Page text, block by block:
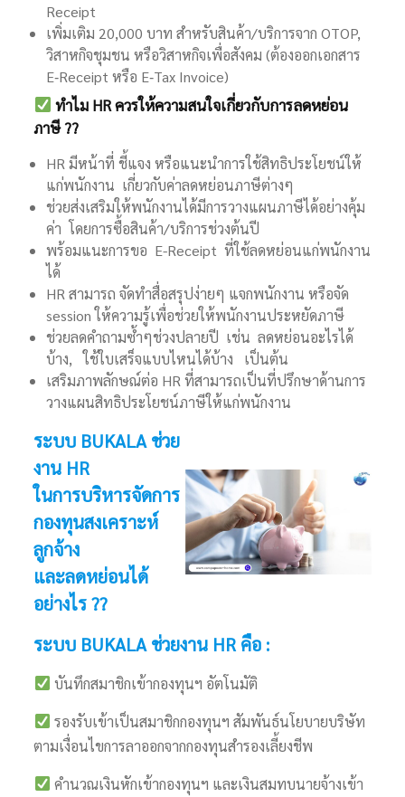
Receipt
เพิ่มเติม 20,000 บาท สำหรับสินค้า/บริการจาก OTOP,
วิสาหกิจชุมชน หรือวิสาหกิจเพื่อสังคม (ต้องออกเอกสาร
E‑Receipt หรือ E‑Tax Invoice)
ทำไม HR ควรให้ความสนใจเกี่ยวกับการลดหย่อน
ภาษี ??
HR มีหน้าที่ ชี้แจง หรือแนะนำการใช้สิทธิประโยชน์ให้
แก่พนักงาน เกี่ยวกับค่าลดหย่อนภาษีต่างๆ
ช่วยส่งเสริมให้พนักงานได้มีการวางแผนภาษีได้อย่างคุ้ม
ค่า โดยการซื้อสินค้า/บริการช่วงต้นปี
พร้อมแนะการขอ E-Receipt ที่ใช้ลดหย่อนแก่พนักงาน
ได้
HR สามารถ จัดทำสื่อสรุปง่ายๆ แจกพนักงาน หรือจัด
session ให้ความรู้เพื่อช่วยให้พนักงานประหยัดภาษี
ช่วยลดคำถามซ้ำๆช่วงปลายปี เช่น ลดหย่อนอะไรได้
บ้าง, ใช้ใบเสร็จแบบไหนได้บ้าง เป็นต้น
เสริมภาพลักษณ์ต่อ HR ที่สามารถเป็นที่ปรึกษาด้านการ
วางแผนสิทธิประโยชน์ภาษีให้แก่พนักงาน
ระบบ BUKALA ช่วย
งาน HR
ในการบริหารจัดการ
กองทุนสงเคราะห์
ลูกจ้าง
และลดหย่อนได้
อย่างไร ??
ระบบ BUKALA ช่วยงาน HR คือ :
บันทึกสมาชิกเข้ากองทุนฯ อัตโนมัติ
รองรับเข้าเป็นสมาชิกกองทุนฯ สัมพันธ์นโยบายบริษัท
ตามเงื่อนไขการลาออกจากกองทุนสำรองเลี้ยงชีพ
คำนวณเงินหักเข้ากองทุนฯ และเงินสมทบนายจ้างเข้า